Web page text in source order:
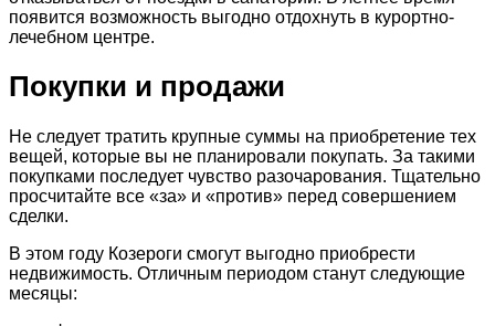
появится возможность выгодно отдохнуть в курортно-
лечебном центре.
Покупки и продажи
Не следует тратить крупные суммы на приобретение тех
вещей, которые вы не планировали покупать. За такими
покупками последует чувство разочарования. Тщательно
просчитайте все «за» и «против» перед совершением
сделки.
В этом году Козероги смогут выгодно приобрести
недвижимость. Отличным периодом станут следующие
месяцы: